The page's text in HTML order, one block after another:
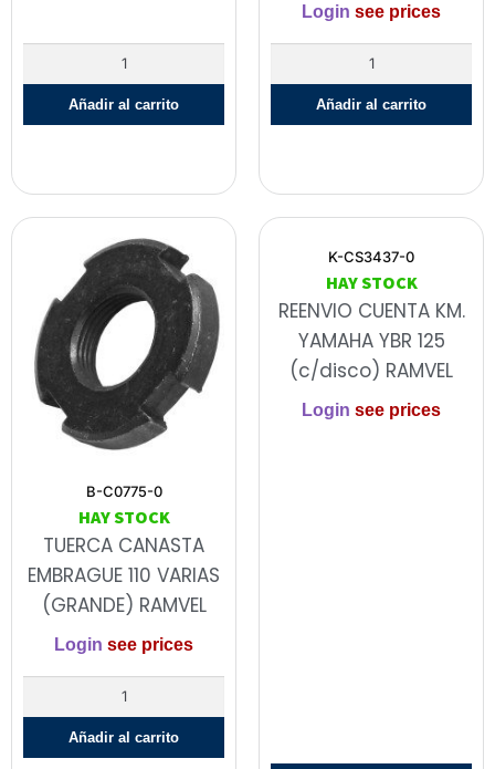
Añadir al carrito
Login see prices
Añadir al carrito
B-C0775-0
HAY STOCK
TUERCA CANASTA
EMBRAGUE 110 VARIAS
(GRANDE) RAMVEL
Login see prices
Añadir al carrito
K-CS3437-0
HAY STOCK
REENVIO CUENTA KM.
YAMAHA YBR 125
(c/disco) RAMVEL
Login see prices